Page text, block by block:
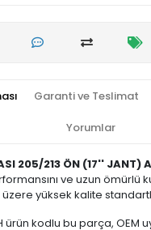
Garanti ve Teslimat
Yorumlar
205/213 ÖN (17'' JANT)
ve uzun ömürlü
yüksek kalite
ürün kodlu bu parça, OEM